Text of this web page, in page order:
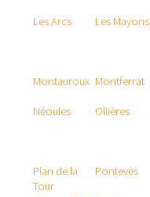
Les Arcs
Les Mayons
Montauroux Montferrat
Néoules
Ollières
Plan de la
Tour
Pontevès